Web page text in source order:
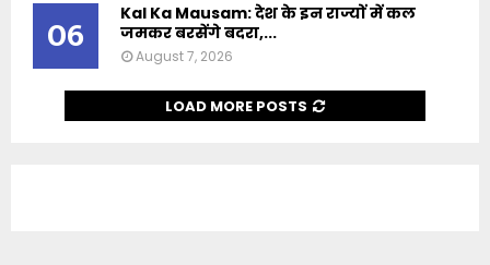
06
Kal Ka Mausam: देश के इन राज्यों में कल
जमकर बरसेंगे बदरा,...
August 7, 2026
LOAD MORE POSTS